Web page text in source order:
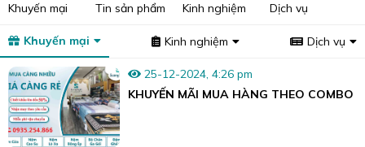
Khuyến mại Tin sản phẩm Kinh nghiệm Dịch vụ
Khuyến mại Kinh nghiệm Dịch vụ
25-12-2024, 4:26 pm
KHUYẾN MÃI MUA HÀNG THEO COMBO